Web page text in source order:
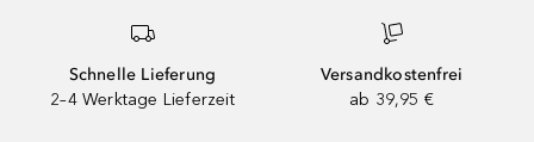
Schnelle Lieferung
2–4 Werktage Lieferzeit
Versandkostenfrei
ab 39,95 €